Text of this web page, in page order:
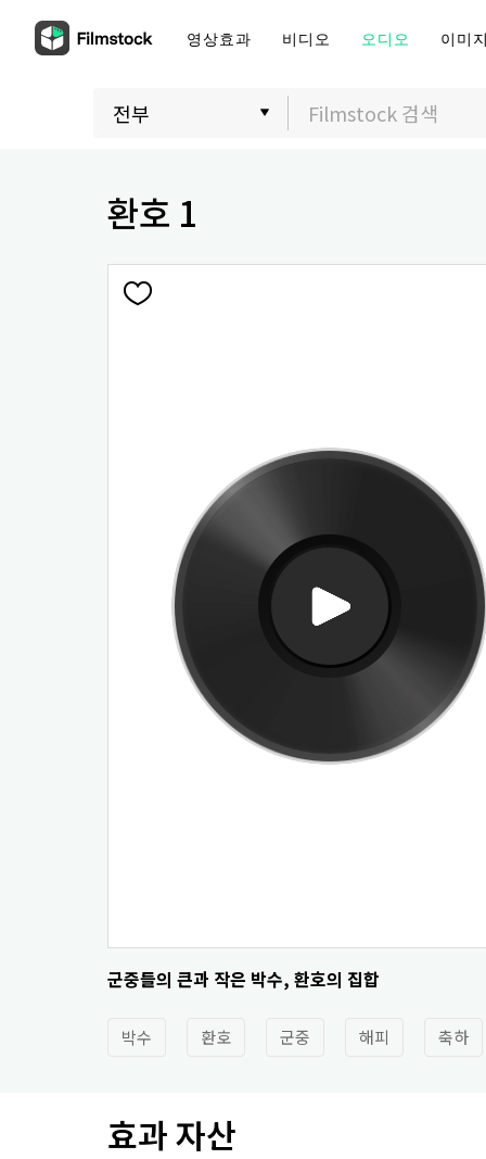
영상효과 비디오 오디오 이미
환호 1
군중들의 큰과 작은 박수, 환호의 집합
박수 환호 군중 해피 축하
효과 자산